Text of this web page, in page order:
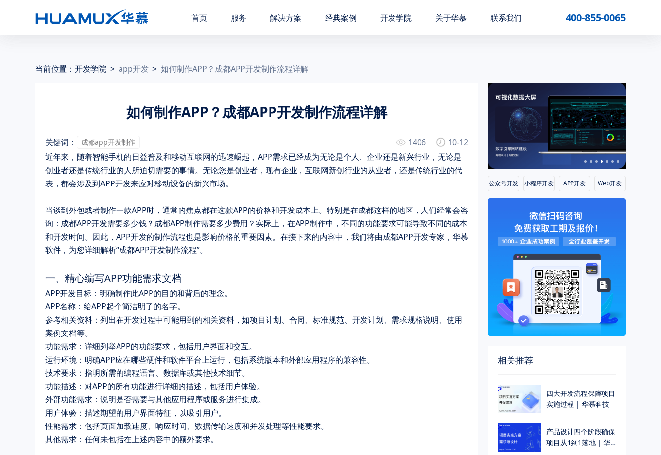
首页 服务 解决方案 经典案例 开发学院 关于华慕 联系我们 400-855-0065
当前位置： 开发学院 > app开发 > 如何制作APP？成都APP开发制作流程详解
如何制作APP？成都APP开发制作流程详解
关键词： 成都app开发制作 1406
10-12
近年来，随着智能手机的日益普及和移动互联网的迅速崛起，APP需求已经成为无论是个人、企业还是新兴行业，无论是
创业者还是传统行业的人所迫切需要的事情。无论您是创业者，现有企业，互联网新创行业的从业者，还是传统行业的代
表，都会涉及到APP开发来应对移动设备的新兴市场。
当谈到外包或者制作一款APP时，通常的焦点都在这款APP的价格和开发成本上。特别是在成都这样的地区，人们经常会咨
询：成都APP开发需要多少钱？成都APP制作需要多少费用？实际上，在APP制作中，不同的功能要求可能导致不同的成本
和开发时间。因此，APP开发的制作流程也是影响价格的重要因素。在接下来的内容中，我们将由成都APP开发专家，华慕
软件，为您详细解析“成都APP开发制作流程”。
一、精心编写APP功能需求文档
APP开发目标 ：明确制作此APP的目的和背后的理念。
APP名称 ：给APP起个简洁明了的名字。
参考相关资料 ：列出在开发过程中可能用到的相关资料，如项目计划、合同、标准规范、开发计划、需求规格说明、使用
案例文档等。
功能需求 ：详细列举APP的功能要求，包括用户界面和交互。
运行环境 ：明确APP应在哪些硬件和软件平台上运行，包括系统版本和外部应用程序的兼容性。
技术要求 ：指明所需的编程语言、数据库或其他技术细节。
功能描述 ：对APP的所有功能进行详细的描述，包括用户体验。
外部功能需求 ：说明是否需要与其他应用程序或服务进行集成。
用户体验 ：描述期望的用户界面特征，以吸引用户。
性能需求 ：包括页面加载速度、响应时间、数据传输速度和并发处理等性能要求。
其他需求 ：任何未包括在上述内容中的额外要求。
公众号开发 小程序开发 APP开发 Web开发
相关推荐
>
四大开发流程保障项目
实施过程 | 华慕科技
>
产品设计四个阶段确保
项目从1到1落地 | 华